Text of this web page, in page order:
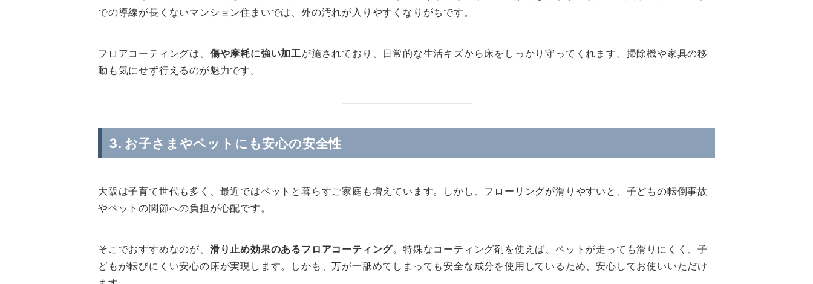
での導線が長くないマンション住まいでは、外の汚れが入りやすくなりがちです。
フロアコーティングは、 傷や摩耗に強い加工が施されており、日常的な生活キズから床をしっかり守ってくれます。掃除機や家具の移
動も気にせず行えるのが魅力です。
3. お子さまやペットにも安心の安全性
大阪は子育て世代も多く、最近ではペットと暮らすご家庭も増えています。しかし、フローリングが滑りやすいと、子どもの転倒事故
やペットの関節への負担が心配です。
そこでおすすめなのが、 滑り止め効果のあるフロアコーティング。特殊なコーティング剤を使えば、ペットが走っても滑りにくく、子
どもが転びにくい安心の床が実現します。しかも、万が一舐めてしまっても安全な成分を使用しているため、安心してお使いいただけ